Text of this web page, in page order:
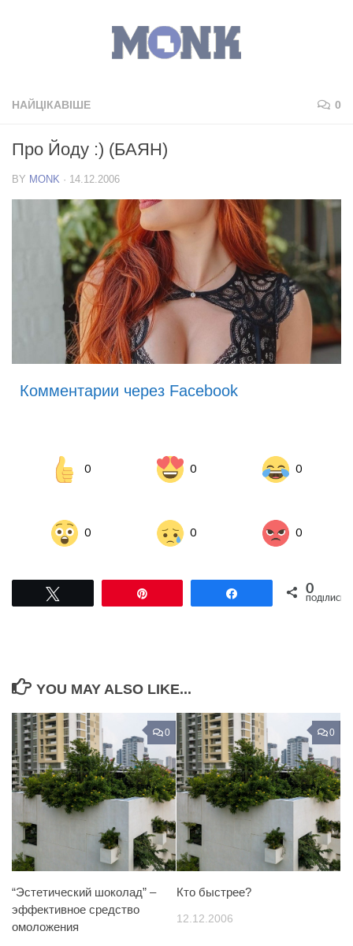
НАЙЦІКАВІШЕ 0
Про Йоду :) (БАЯН)
BY MONK · 14.12.2006
Комментарии через Facebook
0 0 0
0 0 0
Поділитися0
ПОДІЛИСЬ
YOU MAY ALSO LIKE...
0
“Эстетический шоколад” –
эффективное средство
омоложения
0
Кто быстрее?
12.12.2006